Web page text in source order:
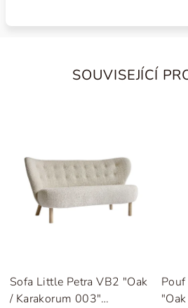
SOUVISEJÍCÍ
Sofa Little Petra VB2 "Oak
/ Karakorum 003"